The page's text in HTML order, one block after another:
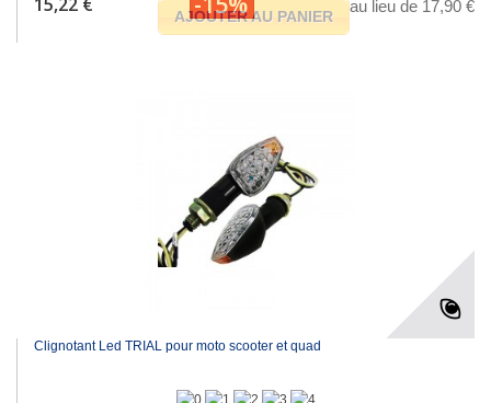
au lieu de 17,90 €
AJOUTER AU PANIER
Clignotant Led TRIAL pour moto scooter et quad